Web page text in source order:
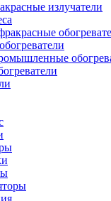
излучатели